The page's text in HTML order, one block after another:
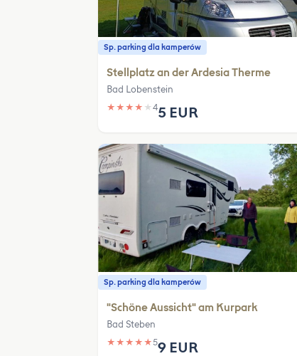
Sp. parking dla kamperów
Stellplatz an der Ardesia Therme
Bad Lobenstein
★ ★ ★ ★ ★ 45 EUR
Sp. parking dla kamperów
"Schöne Aussicht" am Kurpark
Bad Steben
★ ★ ★ ★ ★59 EUR